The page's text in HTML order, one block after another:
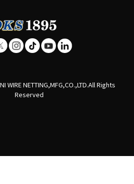
WIRE NETTING,MFG,CO.,LTD.All Rights
Reserved